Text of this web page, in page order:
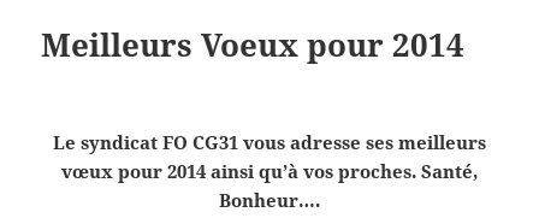
Meilleurs Voeux pour 2014
Le syndicat FO CG31 vous adresse ses meilleurs
vœux pour 2014 ainsi qu’à vos proches. Santé,
Bonheur….